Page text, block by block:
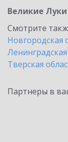
Великие Луки
Смотрите
Новгородская
Тверская
Партнеры в